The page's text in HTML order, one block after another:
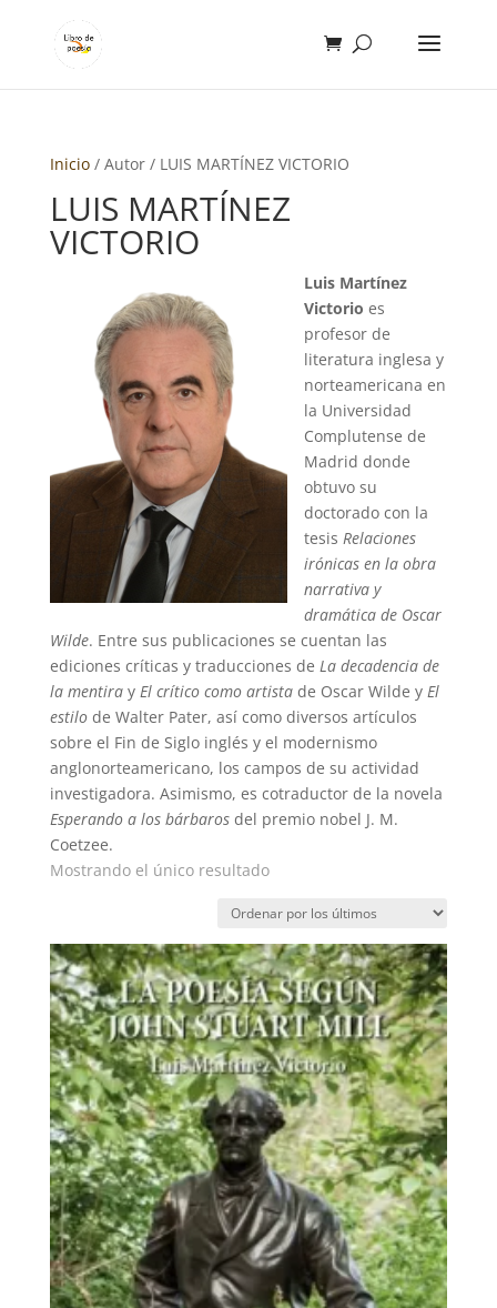
Inicio/ Autor / LUIS MARTÍNEZ VICTORIO
LUIS MARTÍNEZ
VICTORIO
Luis Martínez
Victorio es
profesor de
literatura inglesa y
norteamericana en
la Universidad
Complutense de
Madrid donde
obtuvo su
doctorado con la
tesis Relaciones
irónicas en la obra
narrativa y
dramática de Oscar
Wilde. Entre sus publicaciones se cuentan las
ediciones críticas y traducciones de La decadencia de
la mentiray El crítico como artistade Oscar Wilde y El
estilode Walter Pater, así como diversos artículos
sobre el Fin de Siglo inglés y el modernismo
anglonorteamericano, los campos de su actividad
investigadora. Asimismo, es cotraductor de la novela
Esperando a los bárbarosdel premio nobel J. M.
Coetzee.
Mostrando el único resultado